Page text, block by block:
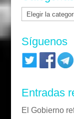
Categorías
Síguenos
Entradas
El Gobierno